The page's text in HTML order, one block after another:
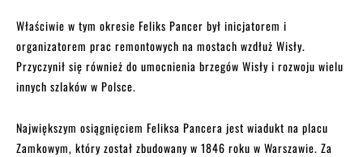
Właściwie w tym okresie Feliks Pancer był inicjatorem i
organizatorem prac remontowych na mostach wzdłuż Wisły.
Przyczynił się również do umocnienia brzegów Wisły i rozwoju wielu
innych szlaków w Polsce.
Największym osiągnięciem Feliksa Pancera jest wiadukt na placu
Zamkowym, który został zbudowany w 1846 roku w Warszawie. Za